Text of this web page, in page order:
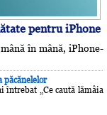
pentru iPhone
în mână, iPhone-
păcănelelor
întrebat „Ce caută lămâia